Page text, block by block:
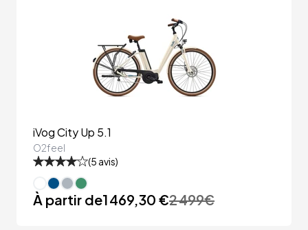
iVog City Up 5.1
O2feel
(5 avis)
À partir de1 469,30 €2 499€